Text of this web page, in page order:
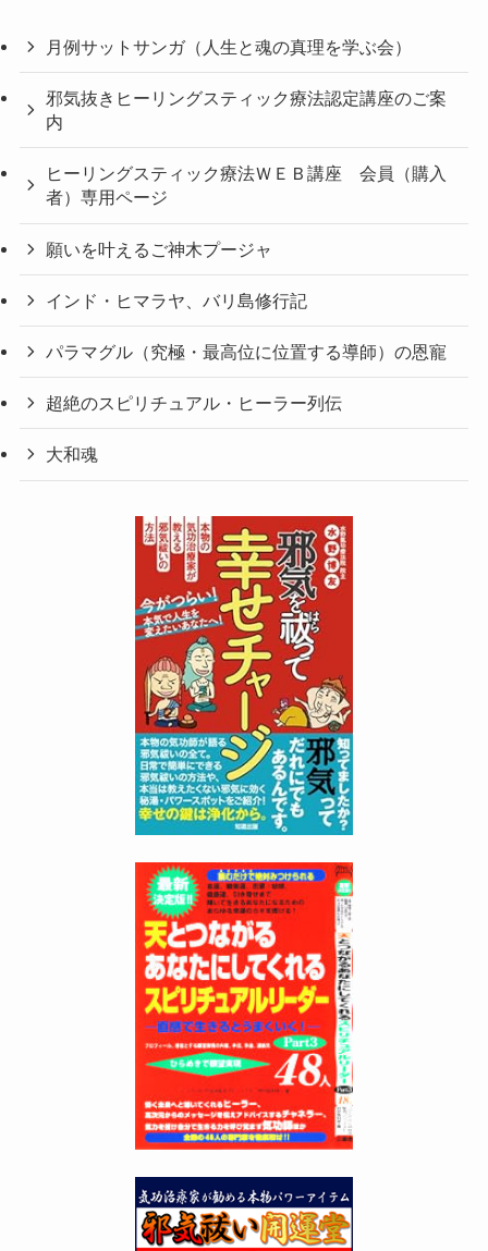
月例サットサンガ（人生と魂の真理を学ぶ会）
邪気抜きヒーリングスティック療法認定講座のご案
内
ヒーリングスティック療法ＷＥＢ講座 会員（購入
者）専用ページ
願いを叶えるご神木プージャ
インド・ヒマラヤ、バリ島修行記
パラマグル（究極・最高位に位置する導師）の恩寵
超絶のスピリチュアル・ヒーラー列伝
大和魂